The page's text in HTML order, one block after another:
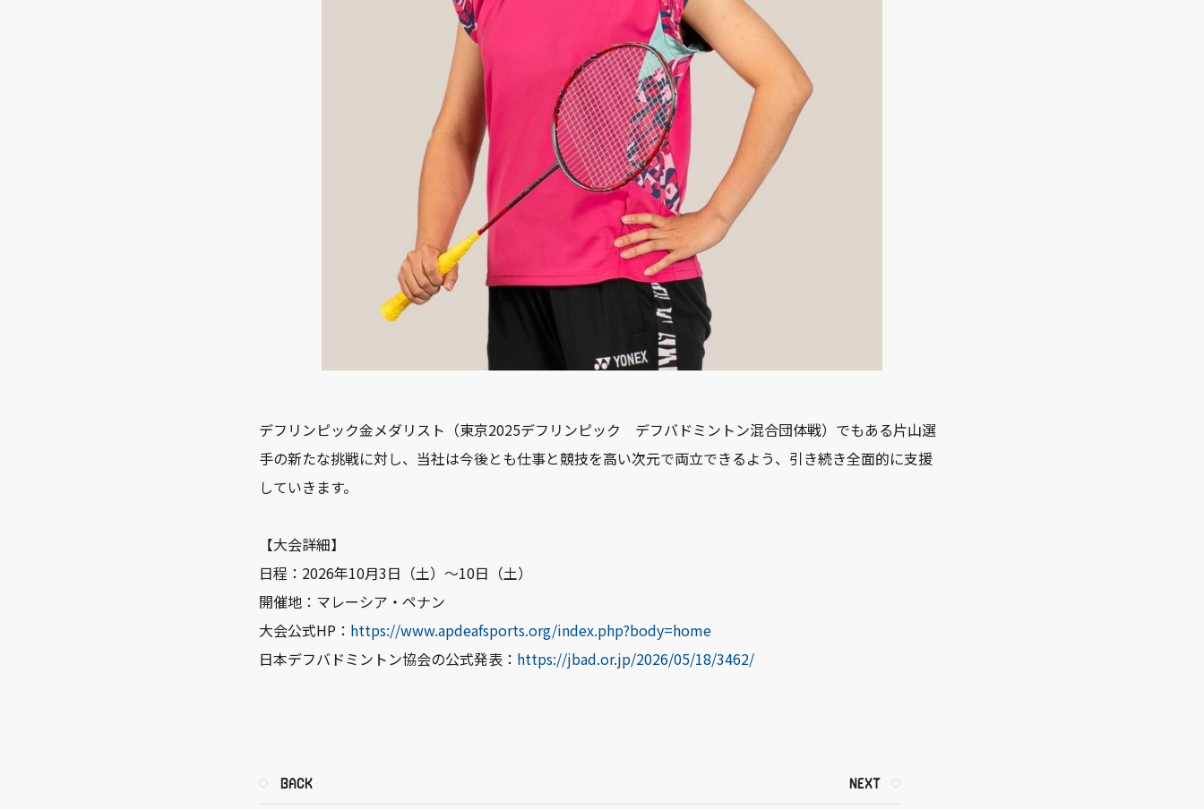
デフリンピック金メダリスト（東京2025デフリンピック デフバドミントン混合団体戦）でもある片山選
手の新たな挑戦に対し、当社は今後とも仕事と競技を高い次元で両立できるよう、引き続き全面的に支援
していきます。
【大会詳細】
日程：2026年10月3日（土）～10日（土）
開催地：マレーシア・ペナン
大会公式HP： https://www.apdeafsports.org/index.php?body=home
日本デフバドミントン協会の公式発表： https://jbad.or.jp/2026/05/18/3462/
BACK NEXT